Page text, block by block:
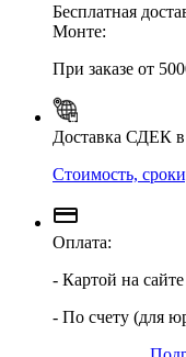
Бесплатная
Монте:
При заказе от
Доставка СДЕК
Стоимость,
Оплата:
- Картой на сайте
- По счету (для